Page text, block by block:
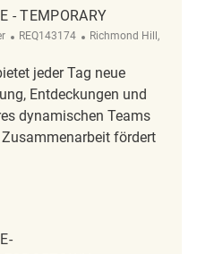
- TEMPORARY
ReqId
REQ143174 Ort
Richmond Hill,
jeder Tag neue
Entdeckungen und
dynamischen Teams
fördert
REQ143174